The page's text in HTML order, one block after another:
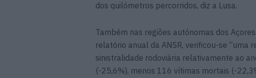
dos quilómetros percorridos, diz a Lusa.
Também nas regiões autónomas dos
relatório anual da ANSR, verificou-se “uma
sinistralidade rodoviária relativamente ao
(-25,6%), menos 116 vítimas mortais (-